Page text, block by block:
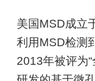
美国MSD成立
利用MSD检测
2013年被评为